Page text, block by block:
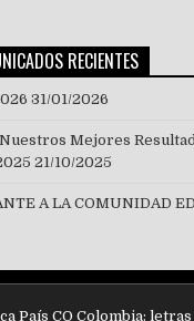
RECIENTES
31/01/2026
Mejores
21/10/2025
A LA COMUNIDAD